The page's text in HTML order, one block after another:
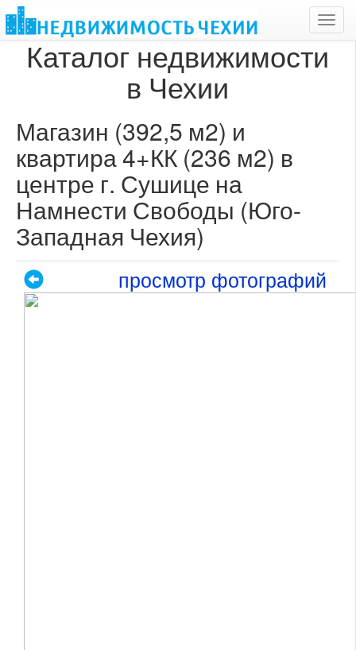
Каталог недвижимости
в Чехии
Магазин (392,5 м2) и
квартира 4+КК (236 м2) в
центре г. Сушице на
Намнести Свободы (Юго-
Западная Чехия)
просмотр фотографий